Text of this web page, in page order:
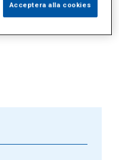
Sophianytt (0)
Acceptera alla cookies